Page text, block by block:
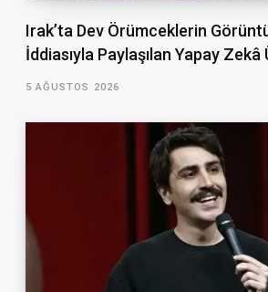
Irak’ta Dev Örümceklerin
İddiasıyla Paylaşılan Yapay
5 AĞUSTOS 2026